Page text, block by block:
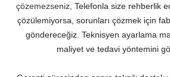
çözemezseniz, Telefonla size rehberlik
çözülemiyorsa, sorunları çözmek için
göndereceğiz. Teknisyen ayarlama
maliyet ve tedavi yöntemini